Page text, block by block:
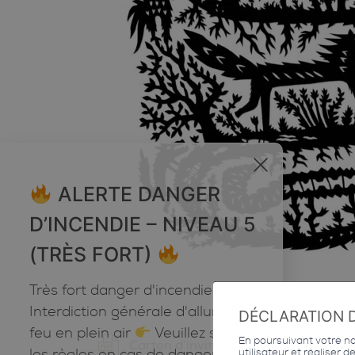
Carton d’invitation
x
ALERTE DANGER
D’INCENDIE – NIVEAU 5
(TRÈS FORT)
Très fort danger d'incendie
Interdiction générale d'allumer du
feu en plein air
Veuillez suivre
DÉCLARATION
En poursuivant votre
utilisateur et réaliser